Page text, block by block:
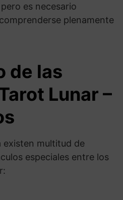
es necesario
plenamente
de las
Lunar –
existen multitud de
especiales entre los